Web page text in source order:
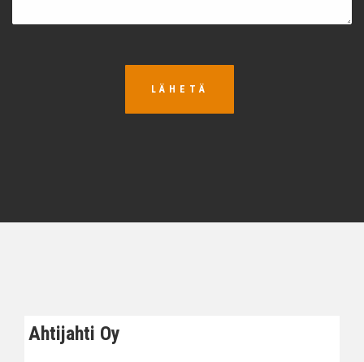
LÄHETÄ
Ahtijahti Oy